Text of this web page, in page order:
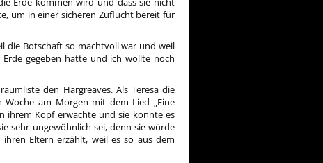
um in einer sicheren Zuflucht bereit für
die Botschaft so machtvoll war und weil
gegeben hatte und ich wollte noch
den Hargreaves. Als Teresa die
am Morgen mit dem Lied „Eine
ihrem Kopf erwachte und sie konnte es
sehr ungewöhnlich sei, denn sie würde
Eltern erzählt, weil es so aus dem